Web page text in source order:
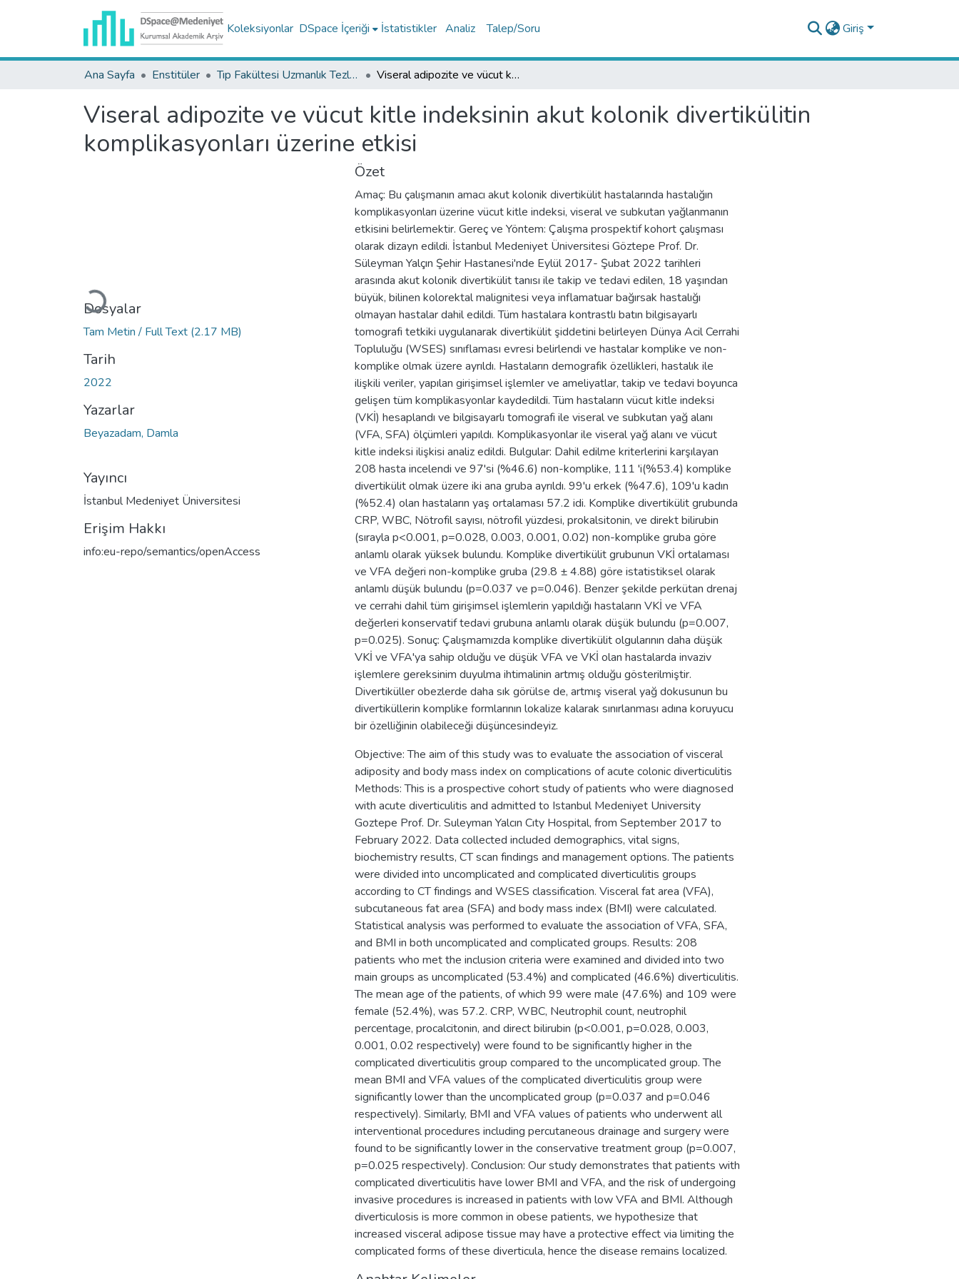
Koleksiyonlar DSpace İçeriği İstatistikler Analiz Talep/Soru Giriş
Ana Sayfa Enstitüler Tıp Fakültesi Uzmanlık Tezleri Viseral adipozite ve vücut kitle indeksinin akut kolonik divertikülitin komplikasyonları üzerine etkisi
Viseral adipozite ve vücut kitle indeksinin akut kolonik divertikülitin
komplikasyonları üzerine etkisi
Yükleniyor...
Dosyalar
Tam Metin / Full Text (2.17 MB)
Tarih
2022
Yazarlar
Beyazadam, Damla
Yayıncı
İstanbul Medeniyet Üniversitesi
Erişim Hakkı
info:eu-repo/semantics/openAccess
Özet
Amaç: Bu çalışmanın amacı akut kolonik divertikülit hastalarında hastalığın
komplikasyonları üzerine vücut kitle indeksi, viseral ve subkutan yağlanmanın
etkisini belirlemektir. Gereç ve Yöntem: Çalışma prospektif kohort çalışması
olarak dizayn edildi. İstanbul Medeniyet Üniversitesi Göztepe Prof. Dr.
Süleyman Yalçın Şehir Hastanesi'nde Eylül 2017- Şubat 2022 tarihleri
arasında akut kolonik divertikülit tanısı ile takip ve tedavi edilen, 18 yaşından
büyük, bilinen kolorektal malignitesi veya inflamatuar bağırsak hastalığı
olmayan hastalar dahil edildi. Tüm hastalara kontrastlı batın bilgisayarlı
tomografi tetkiki uygulanarak divertikülit şiddetini belirleyen Dünya Acil Cerrahi
Topluluğu (WSES) sınıflaması evresi belirlendi ve hastalar komplike ve non-
komplike olmak üzere ayrıldı. Hastaların demografik özellikleri, hastalık ile
ilişkili veriler, yapılan girişimsel işlemler ve ameliyatlar, takip ve tedavi boyunca
gelişen tüm komplikasyonlar kaydedildi. Tüm hastaların vücut kitle indeksi
(VKİ) hesaplandı ve bilgisayarlı tomografi ile viseral ve subkutan yağ alanı
(VFA, SFA) ölçümleri yapıldı. Komplikasyonlar ile viseral yağ alanı ve vücut
kitle indeksi ilişkisi analiz edildi. Bulgular: Dahil edilme kriterlerini karşılayan
208 hasta incelendi ve 97'si (%46.6) non-komplike, 111 'i(%53.4) komplike
divertikülit olmak üzere iki ana gruba ayrıldı. 99'u erkek (%47.6), 109'u kadın
(%52.4) olan hastaların yaş ortalaması 57.2 idi. Komplike divertikülit grubunda
CRP, WBC, Nötrofil sayısı, nötrofil yüzdesi, prokalsitonin, ve direkt bilirubin
(sırayla p<0.001, p=0.028, 0.003, 0.001, 0.02) non-komplike gruba göre
anlamlı olarak yüksek bulundu. Komplike divertikülit grubunun VKİ ortalaması
ve VFA değeri non-komplike gruba (29.8 ± 4.88) göre istatistiksel olarak
anlamlı düşük bulundu (p=0.037 ve p=0.046). Benzer şekilde perkütan drenaj
ve cerrahi dahil tüm girişimsel işlemlerin yapıldığı hastaların VKİ ve VFA
değerleri konservatif tedavi grubuna anlamlı olarak düşük bulundu (p=0.007,
p=0.025). Sonuç: Çalışmamızda komplike divertikülit olgularının daha düşük
VKİ ve VFA'ya sahip olduğu ve düşük VFA ve VKİ olan hastalarda invaziv
işlemlere gereksinim duyulma ihtimalinin artmış olduğu gösterilmiştir.
Divertiküller obezlerde daha sık görülse de, artmış viseral yağ dokusunun bu
divertiküllerin komplike formlarının lokalize kalarak sınırlanması adına koruyucu
bir özelliğinin olabileceği düşüncesindeyiz.
Objective: The aim of this study was to evaluate the association of visceral
adiposity and body mass index on complications of acute colonic diverticulitis
Methods: This is a prospective cohort study of patients who were diagnosed
with acute diverticulitis and admitted to Istanbul Medeniyet University
Goztepe Prof. Dr. Suleyman Yalcın Cıty Hospital, from September 2017 to
February 2022. Data collected included demographics, vital signs,
biochemistry results, CT scan findings and management options. The patients
were divided into uncomplicated and complicated diverticulitis groups
according to CT findings and WSES classification. Visceral fat area (VFA),
subcutaneous fat area (SFA) and body mass index (BMI) were calculated.
Statistical analysis was performed to evaluate the association of VFA, SFA,
and BMI in both uncomplicated and complicated groups. Results: 208
patients who met the inclusion criteria were examined and divided into two
main groups as uncomplicated (53.4%) and complicated (46.6%) diverticulitis.
The mean age of the patients, of which 99 were male (47.6%) and 109 were
female (52.4%), was 57.2. CRP, WBC, Neutrophil count, neutrophil
percentage, procalcitonin, and direct bilirubin (p<0.001, p=0.028, 0.003,
0.001, 0.02 respectively) were found to be significantly higher in the
complicated diverticulitis group compared to the uncomplicated group. The
mean BMI and VFA values of the complicated diverticulitis group were
significantly lower than the uncomplicated group (p=0.037 and p=0.046
respectively). Similarly, BMI and VFA values of patients who underwent all
interventional procedures including percutaneous drainage and surgery were
found to be significantly lower in the conservative treatment group (p=0.007,
p=0.025 respectively). Conclusion: Our study demonstrates that patients with
complicated diverticulitis have lower BMI and VFA, and the risk of undergoing
invasive procedures is increased in patients with low VFA and BMI. Although
diverticulosis is more common in obese patients, we hypothesize that
increased visceral adipose tissue may have a protective effect via limiting the
complicated forms of these diverticula, hence the disease remains localized.